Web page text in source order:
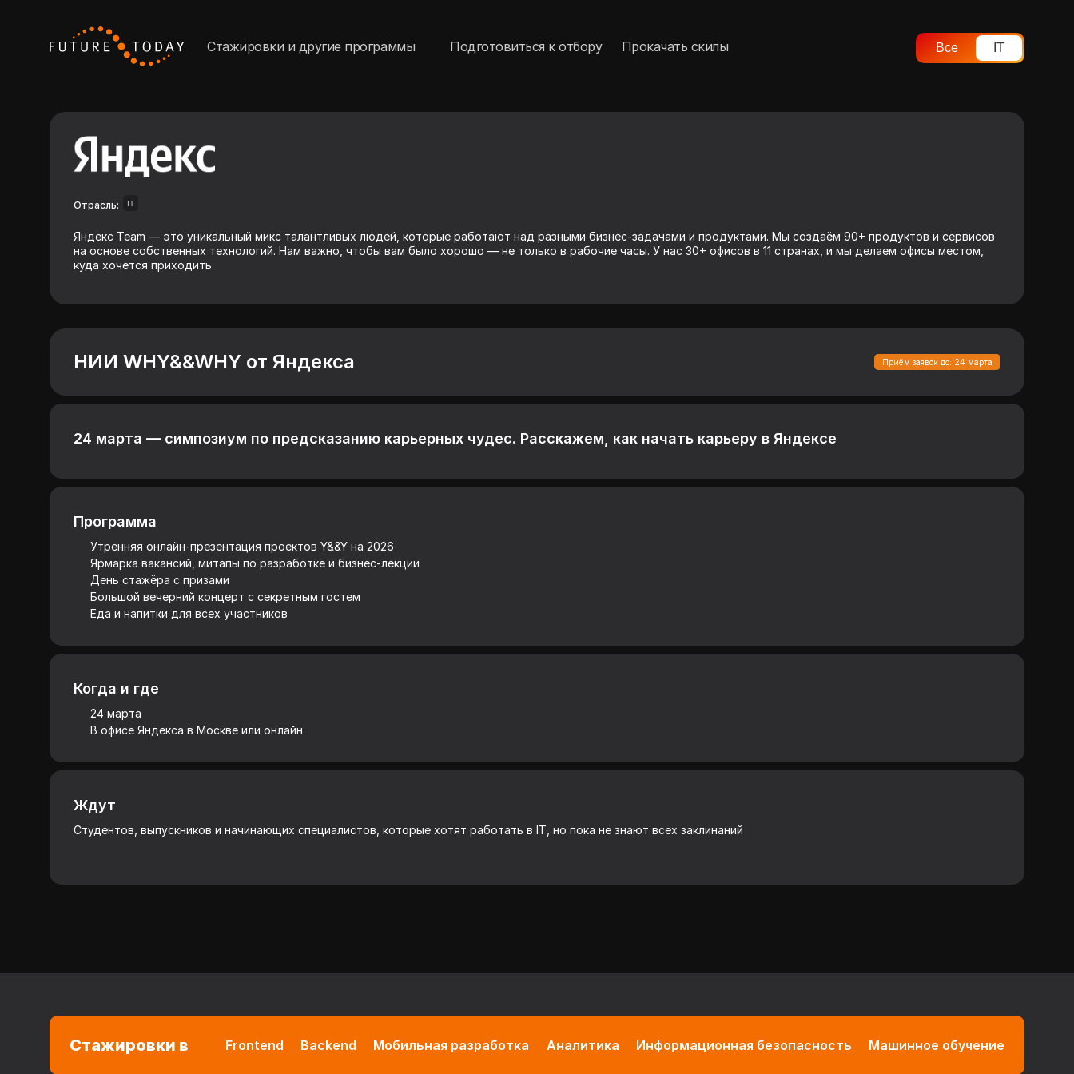
Стажировки и другие программы Подготовиться к отбору Прокачать скилы Все IT
Отрасль: IT
Яндекс Team — это уникальный микс талантливых людей, которые работают над разными бизнес-задачами и продуктами. Мы создаём 90+ продуктов и сервисов
на основе собственных технологий. Нам важно, чтобы вам было хорошо — не только в рабочие часы. У нас 30+ офисов в 11 странах, и мы делаем офисы местом,
куда хочется приходить
НИИ WHY&&WHY от Яндекса Приём заявок до: 24 марта
24 марта — симпозиум по предсказанию карьерных чудес. Расскажем, как начать карьеру в Яндексе
Программа
Утренняя онлайн-презентация проектов Y&&Y на 2026
Ярмарка вакансий, митапы по разработке и бизнес-лекции
День стажёра с призами
Большой вечерний концерт с секретным гостем
Еда и напитки для всех участников
Когда и где
24 марта
В офисе Яндекса в Москве или онлайн
Ждут
Студентов, выпускников и начинающих специалистов, которые хотят работать в IT, но пока не знают всех заклинаний
Стажировки в Frontend Backend Мобильная разработка Аналитика Информационная безопасность Машинное обучение